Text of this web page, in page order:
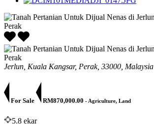
Jerlun, Kuala Kangsar, Perak, 33000, Malaysia
For Sale RM870,000.00 - Agriculture, Land
5.8 ekar